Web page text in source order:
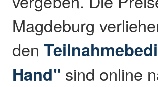
Magdeburg
den
Hand" sind online